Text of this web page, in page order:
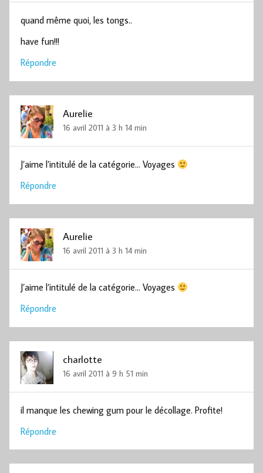
quand même quoi, les tongs..
have fun!!!
Répondre
Aurelie
16 avril 2011 à 3 h 14 min
J’aime l’intitulé de la catégorie… Voyages
Répondre
Aurelie
16 avril 2011 à 3 h 14 min
J’aime l’intitulé de la catégorie… Voyages
Répondre
charlotte
16 avril 2011 à 9 h 51 min
il manque les chewing gum pour le décollage. Profite!
Répondre